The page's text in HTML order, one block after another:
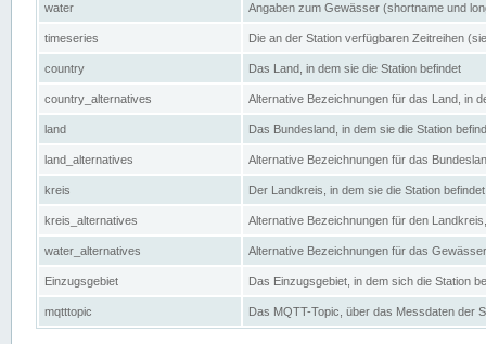
water Angaben zum Gewässer (shortname und
timeseries Die an der Station verfügbaren Zeitreihen
country Das Land, in dem sie die Station befindet
country_alternatives Alternative Bezeichnungen für das Land, in
land Das Bundesland, in dem sie die Station
land_alternatives Alternative Bezeichnungen für das
kreis Der Landkreis, in dem sie die Station befindet
kreis_alternatives Alternative Bezeichnungen für den
water_alternatives Alternative Bezeichnungen für das
Einzugsgebiet Das Einzugsgebiet, in dem sich die Station
mqtttopic Das MQTT-Topic, über das Messdaten der